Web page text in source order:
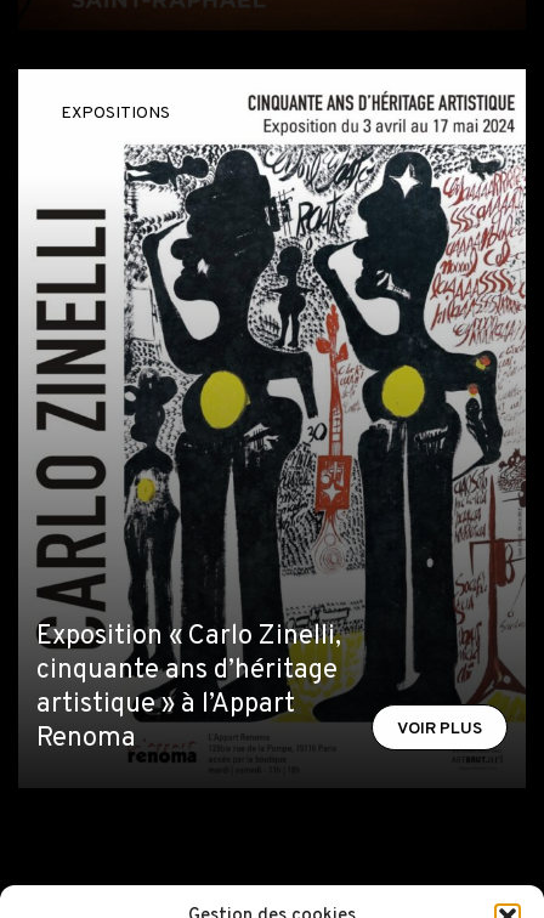
EXPOSITIONS
Exposition « Carlo Zinelli,
cinquante ans d’héritage
artistique » à l’Appart
Renoma
VOIR PLUS